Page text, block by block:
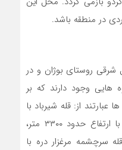
در منطقه باشد.
روستای بوژان و در
هایی وجود دارند که بر
عبارتند از: قله شیرباد با
ارتفاع حدود ۳۳۰۰ متر، گود زرد با ارتفاع حدود ۳۳۰۰ متر،
۳۰۰۰ متر و قله سرچشمه مرغزار دره با